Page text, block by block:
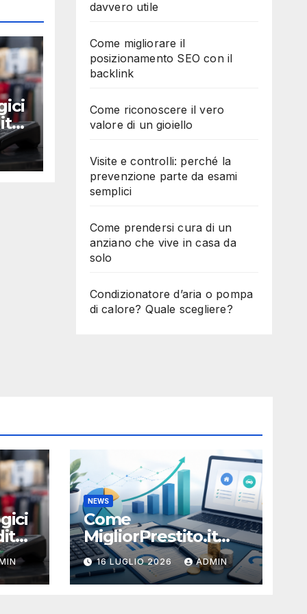
davvero utile
Come migliorare il
posizionamento SEO con il
backlink
Come riconoscere il vero
valore di un gioiello
Visite e controlli: perché la
prevenzione parte da esami
semplici
Come prendersi cura di un
anziano che vive in casa da
solo
Condizionatore d’aria o pompa
di calore? Quale scegliere?
NEWS
Come
MigliorPrestito.it
aiuta a capire durata
e sostenibilità della
rata
16 LUGLIO 2026 ADMIN